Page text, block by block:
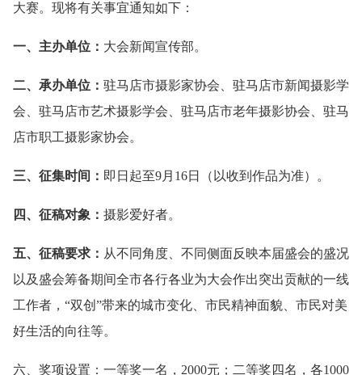
大赛。现将有关事宜通知如下：
一、主办单位： 大会新闻宣传部。
二、承办单位： 驻马店市摄影家协会、驻马店市新闻摄影学
会、驻马店市艺术摄影学会、驻马店市老年摄影协会、驻马
店市职工摄影家协会。
三、征集时间： 即日起至9月16日（以收到作品为准）。
四、征稿对象： 摄影爱好者。
五、征稿要求： 从不同角度、不同侧面反映本届盛会的盛况
以及盛会筹备期间全市各行各业为大会作出突出贡献的一线
工作者，“双创”带来的城市变化、市民精神面貌、市民对美
好生活的向往等。
六、奖项设置：一等奖一名，2000元；二等奖四名，各1000